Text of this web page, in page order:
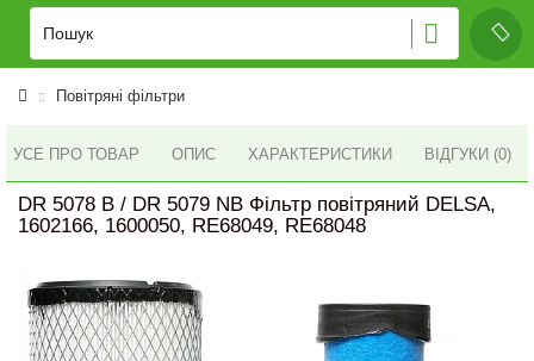
Повітряні фільтри
УСЕ ПРО ТОВАР ОПИС ХАРАКТЕРИСТИКИ ВІДГУКИ (0)
DR 5078 B / DR 5079 NB Фільтр повітряний DELSA,
1602166, 1600050, RE68049, RE68048